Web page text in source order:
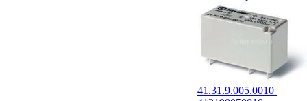
41.31.9.005.0010 |